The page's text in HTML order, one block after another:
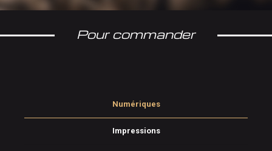
Pour commander
Numériques
Impressions